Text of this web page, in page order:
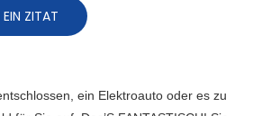
ZITAT
ein Elektroauto oder es zu